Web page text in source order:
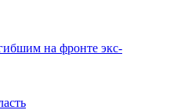
на фронте экс-